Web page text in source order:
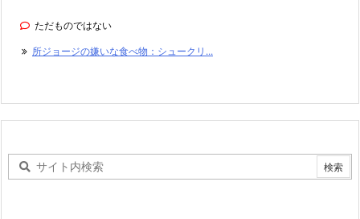
ただものではない
所ジョージの嫌いな食べ物：シュークリ...